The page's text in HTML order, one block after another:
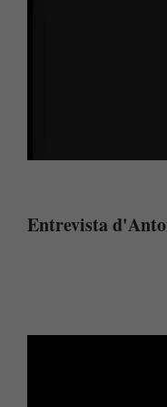
Entrevista